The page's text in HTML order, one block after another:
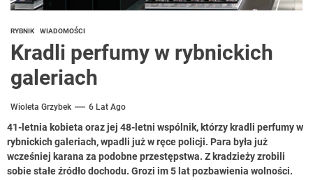
RYBNIK WIADOMOŚCI
Kradli perfumy w rybnickich
galeriach
Wioleta Grzybek 6 Lat Ago
41-letnia kobieta oraz jej 48-letni wspólnik, którzy kradli perfumy w
rybnickich galeriach, wpadli już w ręce policji. Para była już
wcześniej karana za podobne przestępstwa. Z kradzieży zrobili
sobie stałe źródło dochodu. Grozi im 5 lat pozbawienia wolności.